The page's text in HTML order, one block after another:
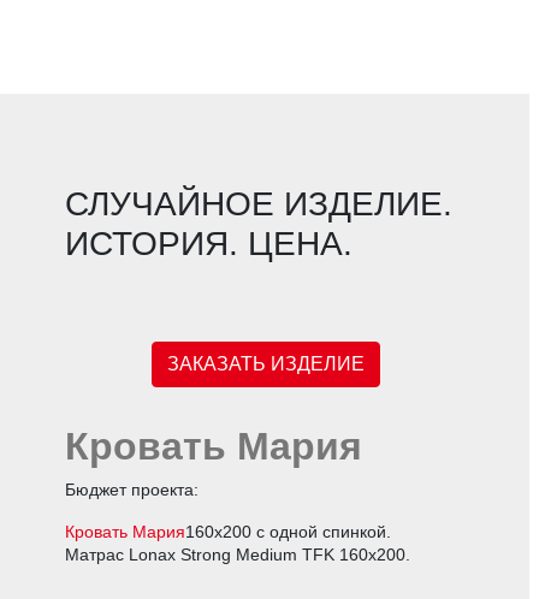
СЛУЧАЙНОЕ ИЗДЕЛИЕ.
ИСТОРИЯ. ЦЕНА.
ЗАКАЗАТЬ ИЗДЕЛИЕ
Кровать Мария
Бюджет проекта:
Кровать Мария160х200 с одной спинкой.
Матрас Lonax Strong Medium TFK 160х200.